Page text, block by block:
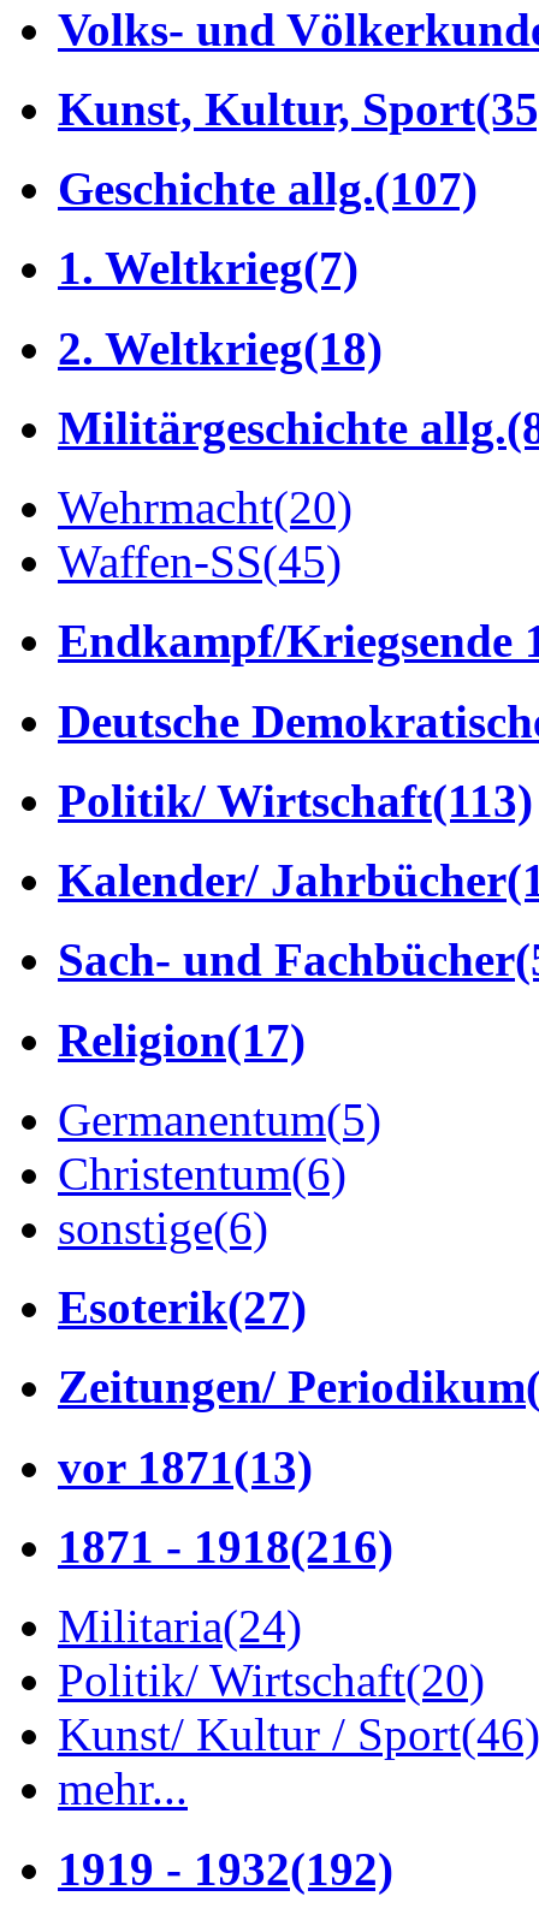
Volks- und
Kunst, Kultur, Sport
Geschichte allg.(107)
1. Weltkrieg(7)
2. Weltkrieg(18)
Militärgeschichte allg.
Wehrmacht(20)
Waffen-SS(45)
Endkampf/Kriegsende
Deutsche
Politik/ Wirtschaft(113)
Kalender/ Jahrbücher
Sach- und Fachbücher
Religion(17)
Germanentum(5)
Christentum(6)
sonstige(6)
Esoterik(27)
Zeitungen/ Periodikum
vor 1871(13)
1871 - 1918(216)
Militaria(24)
Politik/ Wirtschaft(20)
Kunst/ Kultur / Sport(46)
mehr...
1919 - 1932(192)